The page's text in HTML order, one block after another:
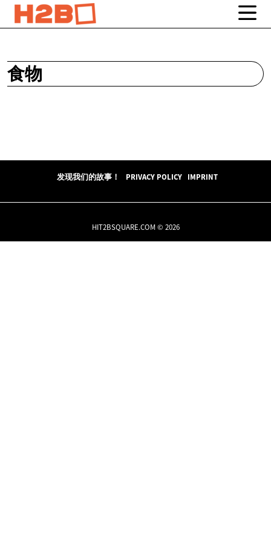
食物
发现我们的故事！ PRIVACY POLICY IMPRINT
HIT2BSQUARE.COM © 2026